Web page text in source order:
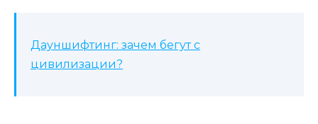
Дауншифтинг: зачем бегут с
цивилизации?